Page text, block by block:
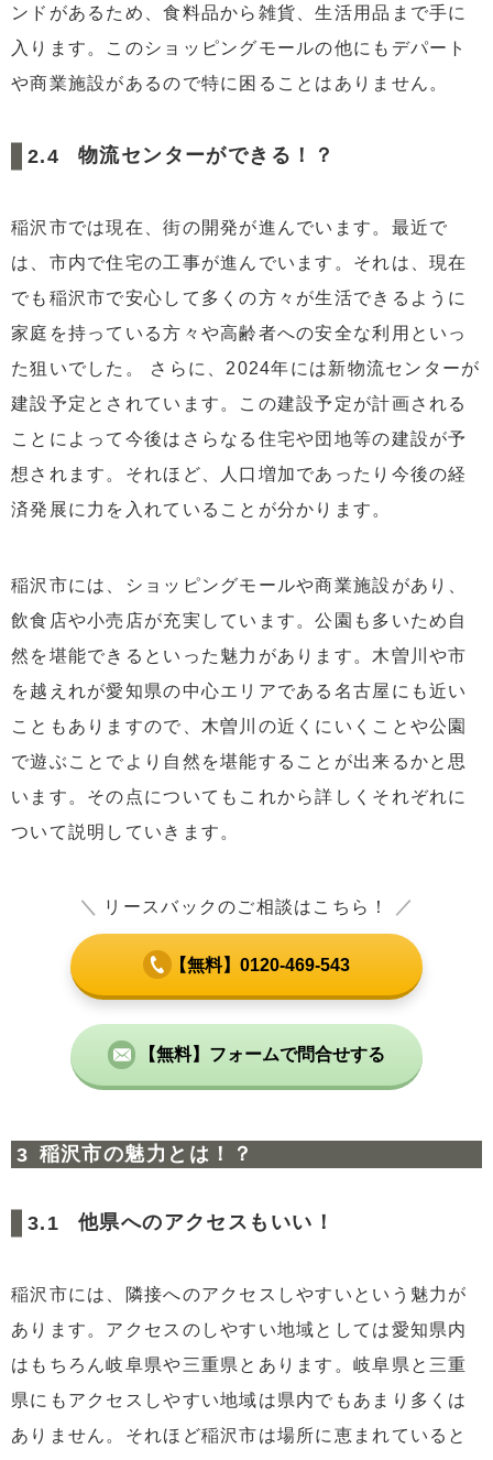
ンドがあるため、食料品から雑貨、生活用品まで手に
入ります。このショッピングモールの他にもデパート
や商業施設があるので特に困ることはありません。
物流センターができる！？
稲沢市では現在、街の開発が進んでいます。最近で
は、市内で住宅の工事が進んでいます。それは、現在
でも稲沢市で安心して多くの方々が生活できるように
家庭を持っている方々や高齢者への安全な利用といっ
た狙いでした。 さらに、2024年には新物流センターが
建設予定とされています。この建設予定が計画される
ことによって今後はさらなる住宅や団地等の建設が予
想されます。それほど、人口増加であったり今後の経
済発展に力を入れていることが分かります。
稲沢市には、ショッピングモールや商業施設があり、
飲食店や小売店が充実しています。公園も多いため自
然を堪能できるといった魅力があります。木曽川や市
を越えれが愛知県の中心エリアである名古屋にも近い
こともありますので、木曽川の近くにいくことや公園
で遊ぶことでより自然を堪能することが出来るかと思
います。その点についてもこれから詳しくそれぞれに
ついて説明していきます。
＼ リースバックのご相談はこちら！ ／
【無料】0120-469-543
【無料】フォームで問合せする
稲沢市の魅力とは！？
他県へのアクセスもいい！
稲沢市には、隣接へのアクセスしやすいという魅力が
あります。アクセスのしやすい地域としては愛知県内
はもちろん岐阜県や三重県とあります。岐阜県と三重
県にもアクセスしやすい地域は県内でもあまり多くは
ありません。それほど稲沢市は場所に恵まれていると